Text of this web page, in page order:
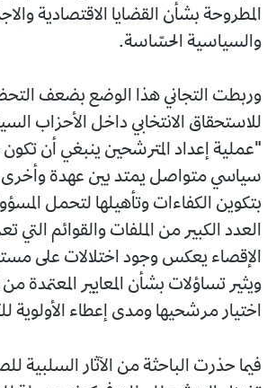
المطروحة بشأن القضايا الاقتصادية
والسياسية الحسّاسة.
وربطت التجاني هذا الوضع بضعف
للاستحقاق الانتخابي داخل الأحزاب
"عملية إعداد المترشحين ينبغي أن
سياسي متواصل يمتد بين عهدة
بتكوين الكفاءات وتأهيلها لتحمل
العدد الكبير من الملفات والقوائم
الإقصاء يعكس وجود اختلالات على
ويثير تساؤلات بشأن المعايير المعتمدة
اختيار مرشحيها ومدى إعطاء الأولوية
فيما حذرت الباحثة من الآثار السلبية